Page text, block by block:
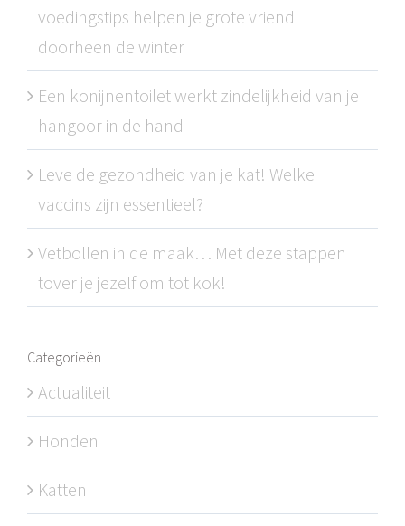
voedingstips helpen je grote vriend
doorheen de winter
Een konijnentoilet werkt zindelijkheid van je
hangoor in de hand
Leve de gezondheid van je kat! Welke
vaccins zijn essentieel?
Vetbollen in de maak… Met deze stappen
tover je jezelf om tot kok!
Categorieën
Actualiteit
Honden
Katten